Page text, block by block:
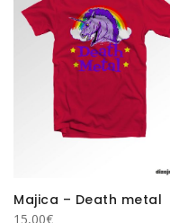
Majica – Death metal
15,00€